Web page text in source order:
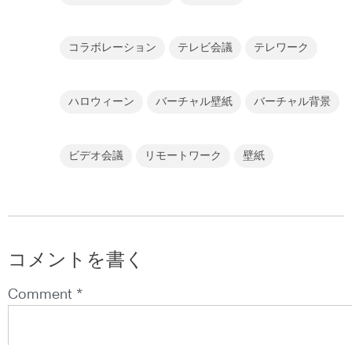
コラボレーション テレビ会議 テレワーク
ハロウィーン バーチャル壁紙 バーチャル背景
ビデオ会議 リモートワーク 壁紙
コメントを書く
Comment *